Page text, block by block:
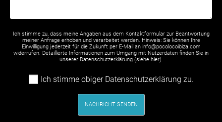
Ich stimme zu, dass meine Angaben aus dem Kontaktformular zur Beantwortung
meiner Anfrage erhoben und verarbeitet werden. Hinweis: Sie können Ihre
Einwilligung jederzeit für die Zukunft per E-Mail an info@pocolocoibiza.com
widerrufen. Detaillierte Informationen zum Umgang mit Nutzerdaten finden Sie in
unserer Datenschutzerklärung (siehe hier).
Ich stimme obiger Datenschutzerklärung zu.
NACHRICHT SENDEN